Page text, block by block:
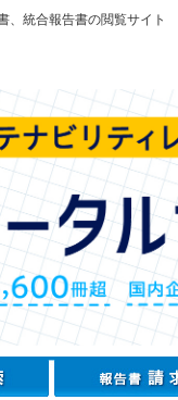
、統合報告書の閲覧サイト